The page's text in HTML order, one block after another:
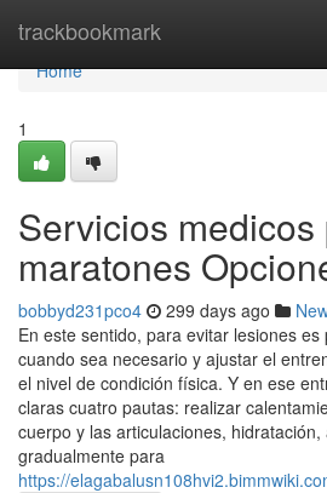
trackbookmark
Home
Home
1
Servicios medicos
maratones
bobbyd231pco4 299 days ago
En este sentido, para evitar lesiones
cuando sea necesario y ajustar el
el nivel de condición física. Y en ese
claras cuatro pautas: realizar
cuerpo y las articulaciones,
gradualmente para
https://